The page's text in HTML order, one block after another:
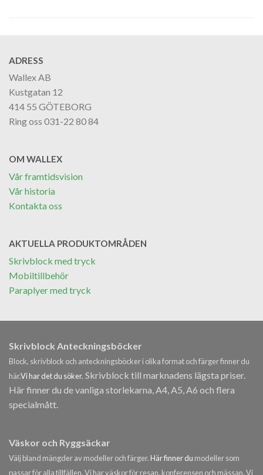
ADRESS
Wallex AB
Kustgatan 12
414 55 GÖTEBORG
Ring oss 031-22 80 84
OM WALLEX
Vår framtidsvision
Vår historia
Kontakta oss
AKTUELLA PRODUKTOMRÅDEN
Skrivblock med tryck
Mobiltillbehör
Paraplyer med tryck
Skrivblock Anteckningsböcker
Block, skrivblock och anteckningsböcker i olika format och färger finner du
här.Vi har det du söker. Skrivblock till marknadens lägsta priser.
Här finner du de vanliga storlekarna, A4, A5, A6 och flera
specialmått.
Väskor och Ryggsäckar
Välj bland mängder av modeller och färger. Här finner du modeller som
passar för alla tillfällen. Vi har väskor för resan, konferensen och mässan. Vi